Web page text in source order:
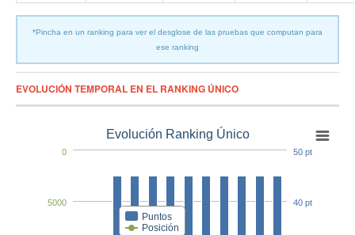
*Pincha en un ranking para ver el desglose de las pruebas que computan para
ese ranking
EVOLUCIÓN TEMPORAL EN EL RANKING ÚNICO
Evolución Ranking Único
Puntos
Posición
0
5000 40 pt
50 pt